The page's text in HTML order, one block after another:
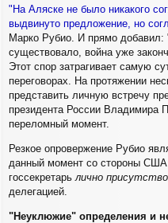
"На Аляске не было никакого
выдвинуто предложение, но
Марко Рубио. И прямо
существовало, война уже
Этот спор затрагивает самую
переговорах. На протяжении
представить личную встречу
президента России Владимира
переломный момент.
Резкое опровержение Рубио
данный момент со стороны США
госсекретарь лично
делегацией.
"Неуклюжие" определения и